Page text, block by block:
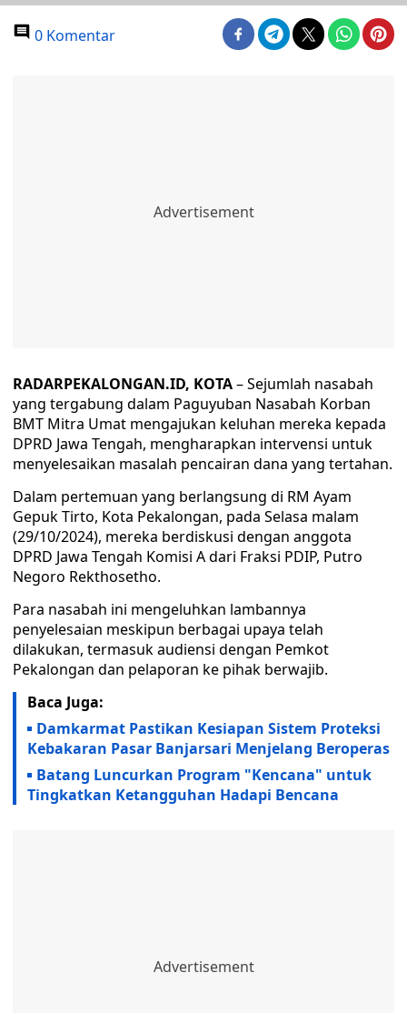
0 Komentar
RADARPEKALONGAN.ID, KOTA– Sejumlah nasabah
yang tergabung dalam Paguyuban Nasabah Korban
BMT Mitra Umat mengajukan keluhan mereka kepada
DPRD Jawa Tengah, mengharapkan intervensi untuk
menyelesaikan masalah pencairan dana yang tertahan.
Dalam pertemuan yang berlangsung di RM Ayam
Gepuk Tirto, Kota Pekalongan, pada Selasa malam
(29/10/2024), mereka berdiskusi dengan anggota
DPRD Jawa Tengah Komisi A dari Fraksi PDIP, Putro
Negoro Rekthosetho.
Para nasabah ini mengeluhkan lambannya
penyelesaian meskipun berbagai upaya telah
dilakukan, termasuk audiensi dengan Pemkot
Pekalongan dan pelaporan ke pihak berwajib.
Baca Juga:
Damkarmat Pastikan Kesiapan Sistem Proteksi
Kebakaran Pasar Banjarsari Menjelang Beroperas
Batang Luncurkan Program "Kencana" untuk
Tingkatkan Ketangguhan Hadapi Bencana